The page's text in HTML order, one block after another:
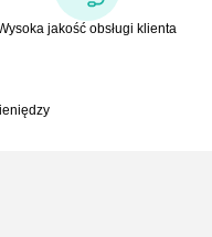
jakość obsługi klienta